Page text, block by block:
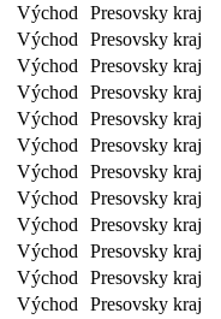
Východ
Presovsky kraj
Východ
Presovsky kraj
Východ
Presovsky kraj
Východ
Presovsky kraj
Východ
Presovsky kraj
Východ
Presovsky kraj
Východ
Presovsky kraj
Východ
Presovsky kraj
Východ
Presovsky kraj
Východ
Presovsky kraj
Východ
Presovsky kraj
Východ
Presovsky kraj